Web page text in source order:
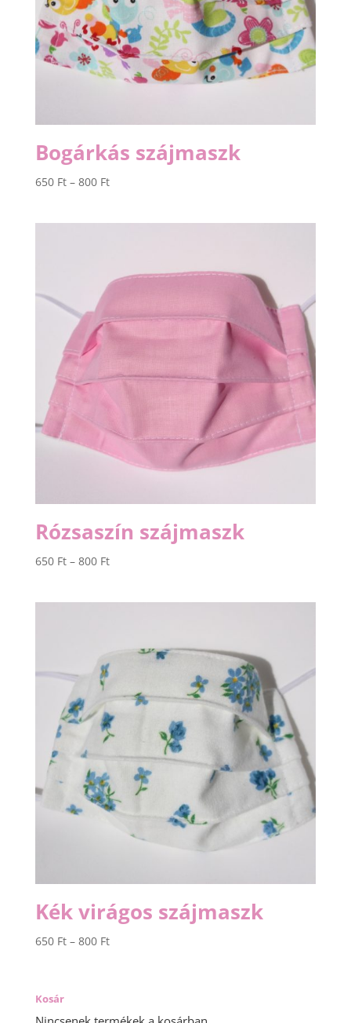
Bogárkás szájmaszk
650 Ft – 800 FtÁrtartomány:
Rózsaszín szájmaszk
650 Ft – 800 FtÁrtartomány:
Kék virágos szájmaszk
650 Ft – 800 FtÁrtartomány:
Kosár